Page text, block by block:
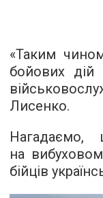
«Таким
бойових дій
Лисенко.
Нагадаємо,
на
бійців